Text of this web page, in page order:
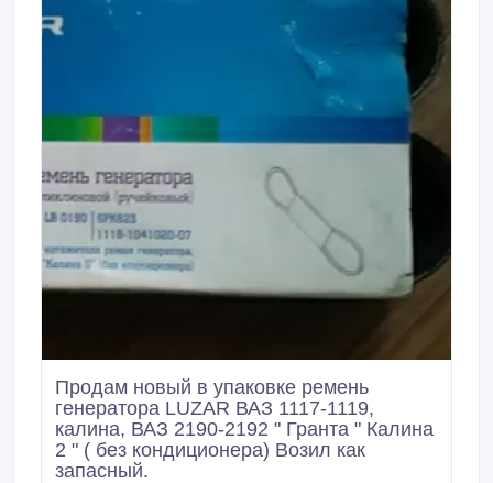
Продам новый в упаковке ремень
генератора LUZAR ВАЗ 1117-1119,
калина, ВАЗ 2190-2192 " Гранта " Калина
2 " ( без кондиционера) Возил как
запасный.